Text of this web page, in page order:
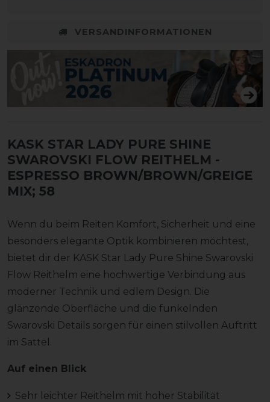
VERSANDINFORMATIONEN
KASK STAR LADY PURE SHINE
SWAROVSKI FLOW REITHELM -
ESPRESSO BROWN/BROWN/GREIGE
MIX; 58
Wenn du beim Reiten Komfort, Sicherheit und eine
besonders elegante Optik kombinieren möchtest,
bietet dir der KASK Star Lady Pure Shine Swarovski
Flow Reithelm eine hochwertige Verbindung aus
moderner Technik und edlem Design. Die
glänzende Oberfläche und die funkelnden
Swarovski Details sorgen für einen stilvollen Auftritt
im Sattel.
Auf einen Blick
Sehr leichter Reithelm mit hoher Stabilität